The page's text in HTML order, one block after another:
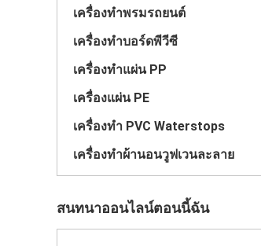
เครื่องทำพรมรถยนต์
เครื่องทำบอร์ดพีวีซี
เครื่องทำแผ่น PP
เครื่องแผ่น PE
เครื่องทำ PVC Waterstops
เครื่องทำผ้านอนวูฟเวนละลาย
สนทนาออนไลน์ตอนนี้ฉัน